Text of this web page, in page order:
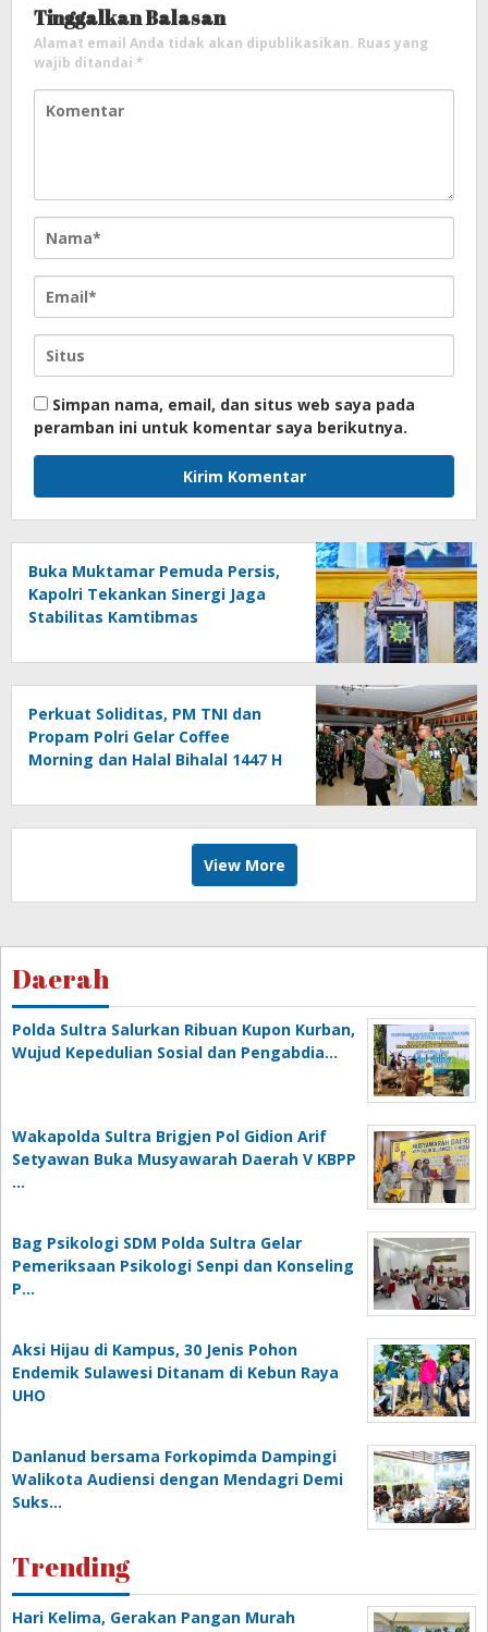
Tinggalkan Balasan
Alamat email Anda tidak akan dipublikasikan. Ruas yang
wajib ditandai *
Simpan nama, email, dan situs web saya pada
peramban ini untuk komentar saya berikutnya.
Buka Muktamar Pemuda Persis,
Kapolri Tekankan Sinergi Jaga
Stabilitas Kamtibmas
Perkuat Soliditas, PM TNI dan
Propam Polri Gelar Coffee
Morning dan Halal Bihalal 1447 H
View More
Daerah
Polda Sultra Salurkan Ribuan Kupon Kurban,
Wujud Kepedulian Sosial dan Pengabdia…
Wakapolda Sultra Brigjen Pol Gidion Arif
Setyawan Buka Musyawarah Daerah V KBPP
…
Bag Psikologi SDM Polda Sultra Gelar
Pemeriksaan Psikologi Senpi dan Konseling
P…
‎Aksi Hijau di Kampus, 30 Jenis Pohon
Endemik Sulawesi Ditanam di Kebun Raya
UHO
Danlanud bersama Forkopimda Dampingi
Walikota Audiensi dengan Mendagri Demi
Suks…
Trending
Hari Kelima, Gerakan Pangan Murah